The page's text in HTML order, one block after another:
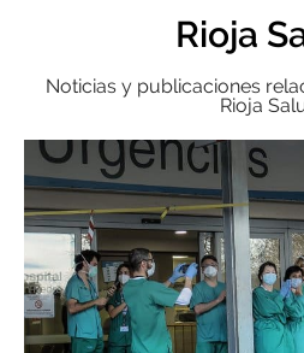
Rioja
Noticias y publicaciones
Rioja